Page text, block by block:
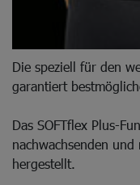
Die speziell für den
garantiert
Das SOFTflex Plus-
nachwachsenden
hergestellt.